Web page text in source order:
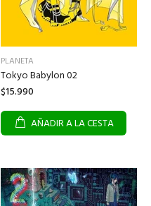
PLANETA
Tokyo Babylon 02
$15.990
AÑADIR A LA CESTA